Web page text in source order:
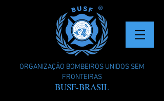
ORGANIZAÇÃO BOMBEIROS UNIDOS SEM
FRONTEIRAS
BUSF-BRASIL